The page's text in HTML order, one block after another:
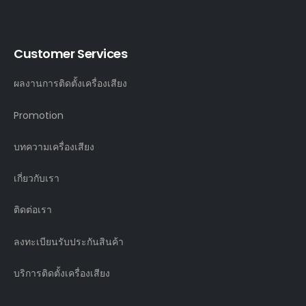
Customer Services
ผลงานการติดตั้งเครื่องเสียง
Promotion
บทความเครื่องเสียง
เกี่ยวกับเรา
ติดต่อเรา
ลงทะเบียนรับประกันสินค้า
บริการติดตั้งเครื่องเสียง